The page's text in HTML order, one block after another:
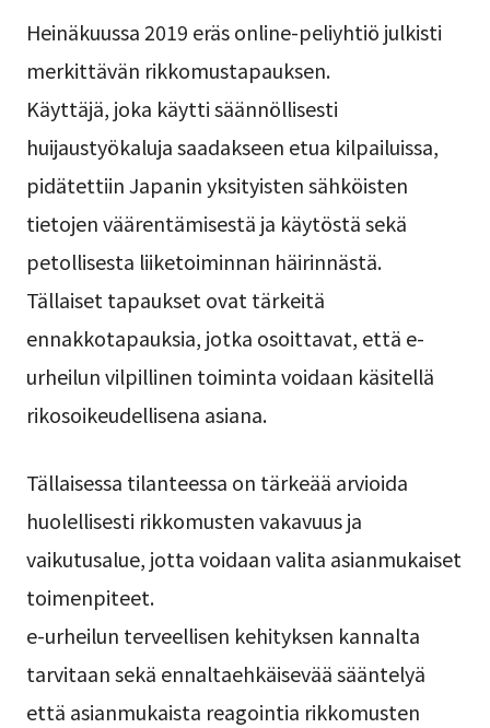
Heinäkuussa 2019 eräs online-peliyhtiö julkisti
merkittävän rikkomustapauksen.
Käyttäjä, joka käytti säännöllisesti
huijaustyökaluja saadakseen etua kilpailuissa,
pidätettiin Japanin yksityisten sähköisten
tietojen väärentämisestä ja käytöstä sekä
petollisesta liiketoiminnan häirinnästä.
Tällaiset tapaukset ovat tärkeitä
ennakkotapauksia, jotka osoittavat, että e-
urheilun vilpillinen toiminta voidaan käsitellä
rikosoikeudellisena asiana.
Tällaisessa tilanteessa on tärkeää arvioida
huolellisesti rikkomusten vakavuus ja
vaikutusalue, jotta voidaan valita asianmukaiset
toimenpiteet.
e-urheilun terveellisen kehityksen kannalta
tarvitaan sekä ennaltaehkäisevää sääntelyä
että asianmukaista reagointia rikkomusten